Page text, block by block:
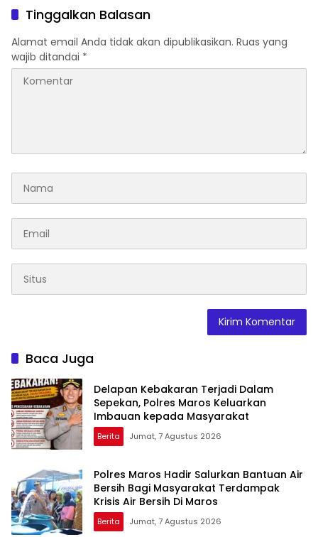
Takalar Menyalakan
Lentera Pengabdian
Melalui Malam Apresiasi
dan Inovasi Award 2026
Berprestasi
Tinggalkan Balasan
Alamat email Anda tidak akan dipublikasikan. Ruas yang
wajib ditandai *
Baca Juga
Delapan Kebakaran Terjadi Dalam
Sepekan, Polres Maros Keluarkan
Imbauan kepada Masyarakat
Berita Jumat, 7 Agustus 2026
Polres Maros Hadir Salurkan Bantuan Air
Bersih Bagi Masyarakat Terdampak
Krisis Air Bersih Di Maros
Berita Jumat, 7 Agustus 2026